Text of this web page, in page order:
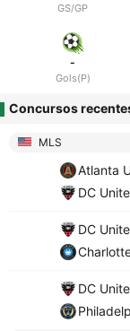
GS/GP
-
Gols(P)
Concursos
MLS
Atlanta
DC
DC
DC